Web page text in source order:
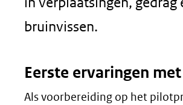
bruinvissen.
Eerste ervaringen
Als voorbereiding op het